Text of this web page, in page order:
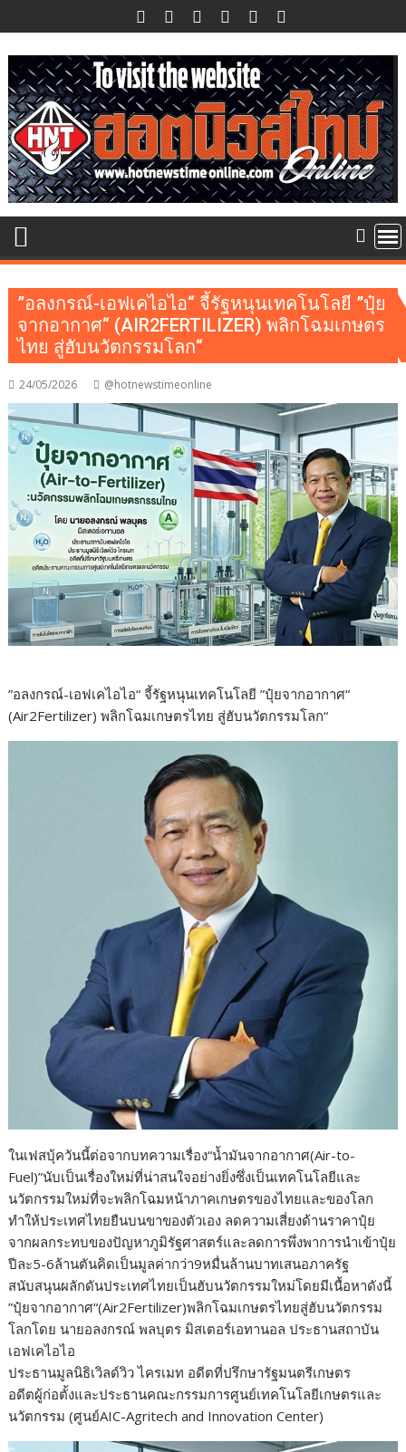
to
content
”อลงกรณ์-เอฟเคไอไอ“ จี้รัฐหนุนเทคโนโลยี ”ปุ๋ย
จากอากาศ“ (AIR2FERTILIZER) พลิกโฉมเกษตร
ไทย สู่ฮับนวัตกรรมโลก“
24/05/2026 @hotnewstimeonline
”อลงกรณ์-เอฟเคไอไอ“ จี้รัฐหนุนเทคโนโลยี ”ปุ๋ยจากอากาศ“
(Air2Fertilizer) พลิกโฉมเกษตรไทย สู่ฮับนวัตกรรมโลก“
ในเฟสบุ้ควันนี้ต่อจากบทความเรื่อง“น้ำมันจากอากาศ(Air-to-
Fuel)”นับเป็นเรื่องใหม่ที่น่าสนใจอย่างยิ่งซึ่งเป็นเทคโนโลยีและ
นวัตกรรมใหม่ที่จะพลิกโฉมหน้าภาคเกษตรของไทยและของโลก
ทำให้ประเทศไทยยืนบนขาของตัวเอง ลดความเสี่ยงด้านราคาปุ๋ย
จากผลกระทบของปัญหาภูมิรัฐศาสตร์และลดการพึ่งพาการนำเข้าปุ๋ย
ปีละ5-6ล้านตันคิดเป็นมูลค่ากว่า9หมื่นล้านบาทเสนอภาครัฐ
สนับสนุนผลักดันประเทศไทยเป็นฮับนวัตกรรมใหม่โดยมีเนื้อหาดังนี้
”ปุ๋ยจากอากาศ“(Air2Fertilizer)พลิกโฉมเกษตรไทยสู่ฮับนวัตกรรม
โลกโดย นายอลงกรณ์ พลบุตร มิสเตอร์เอทานอล ประธานสถาบัน
เอฟเคไอไอ
ประธานมูลนิธิเวิลด์วิว ไครเมท อดีตที่ปรึกษารัฐมนตรีเกษตร
อดีตผู้ก่อตั้งและประธานคณะกรรมการศูนย์เทคโนโลยีเกษตรและ
นวัตกรรม (ศูนย์AIC-Agritech and Innovation Center)